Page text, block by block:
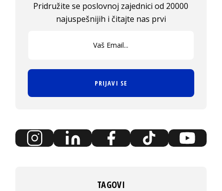
Pridružite se poslovnoj zajednici od 20000
najuspešnijih i čitajte nas prvi
PRIJAVI SE
TAGOVI